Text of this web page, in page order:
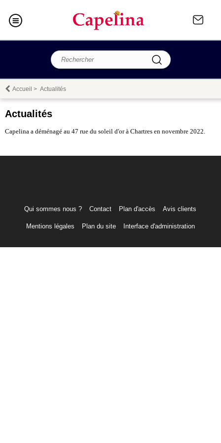
Accueil > Actualités
Actualités
Capelina a déménagé au 47 rue du soleil d'or à Chartres en novembre 2022.
Qui sommes nous ? Contact Plan d'accès Avis clients
Mentions légales Plan du site Interface d'administration